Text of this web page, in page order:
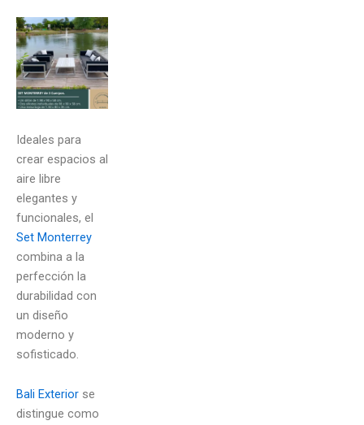
Ideales para
crear espacios al
aire libre
elegantes y
funcionales, el
Set Monterrey
combina a la
perfección la
durabilidad con
un diseño
moderno y
sofisticado.
Bali Exterior se
distingue como